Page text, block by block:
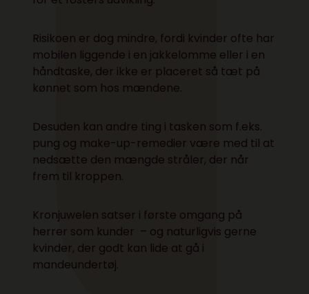
Risikoen er dog mindre, fordi kvinder ofte har
mobilen liggende i en jakkelomme eller i en
håndtaske, der ikke er placeret så tæt på
kønnet som hos mændene.
Desuden kan andre ting i tasken som f.eks.
pung og make-up-remedier være med til at
nedsætte den mængde stråler, der når
frem til kroppen.
Kronjuwelen satser i første omgang på
herrer som kunder – og naturligvis gerne
kvinder, der godt kan lide at gå i
mandeundertøj.